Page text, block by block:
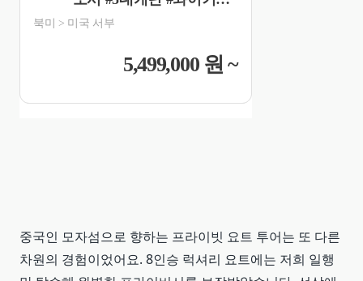
중국인 모자섬으로 향하는 프라이빗 요트 투어는 또 다른
차원의 경험이었어요. 8인승 럭셔리 요트에는 저희 일행